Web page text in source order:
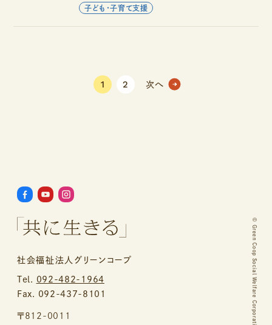
子ども・子育て支援
1 2 次へ
社会福祉法人グリーンコープ
Tel. 092-482-1964
Fax. 092-437-8101
〒812-0011
©
Green Coop Social Welfare Corporation.